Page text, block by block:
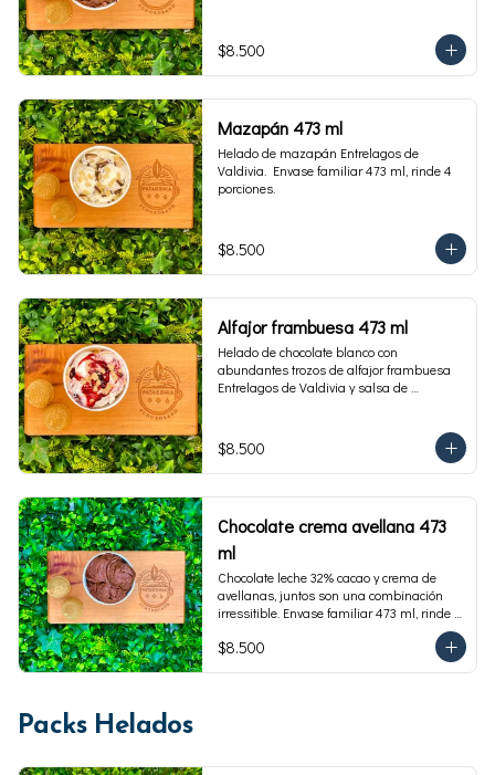
$8.500
Mazapán 473 ml
Helado de mazapán Entrelagos de
Valdivia.  Envase familiar 473 ml, rinde 4
porciones.
$8.500
Alfajor frambuesa 473 ml
Helado de chocolate blanco con
abundantes trozos de alfajor frambuesa
Entrelagos de Valdivia y salsa de
$8.500
Chocolate crema avellana 473
ml
Chocolate leche 32% cacao y crema de
avellanas, juntos son una combinación
irressitible. Envase familiar 473 ml, rinde 4
$8.500
Packs Helados